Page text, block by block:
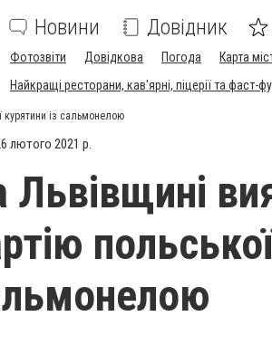
Новини Довідник
Фотозвіти Довідкова Погода Карта
Найкращі ресторани, кав'ярні, піцерії та фаст-
курятини із сальмонелою
лютого 2021 р.
Львівщині